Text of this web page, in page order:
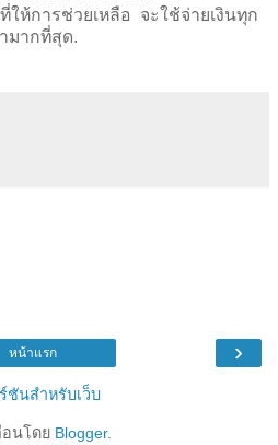
ห้การช่วยเหลือ
จะใช้จ่ายเงินทุก
มากที่สุด.
›
หน้าแรก
ชันสำหรับเว็บ
นโดย Blogger.